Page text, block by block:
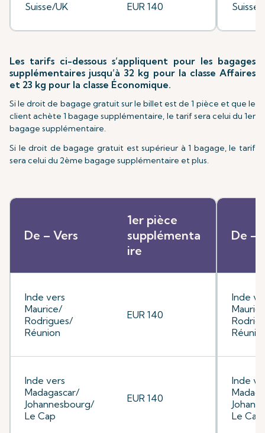
Suisse/UK EUR 140 Suisse/
Les tarifs ci-dessous s’appliquent pour les bagages
supplémentaires jusqu’à 32 kg pour la classe Affaires
et 23 kg pour la classe Économique.
Si le droit de bagage gratuit sur le billet est de 1 pièce et que le
client achète 1 bagage supplémentaire, le tarif sera celui du 1er
bagage supplémentaire.
Si le droit de bagage gratuit est supérieur à 1 bagage, le tarif
sera celui du 2ème bagage supplémentaire et plus.
De – Vers
1er pièce
supplémenta
ire
Inde vers
Maurice/
Rodrigues/
Réunion
EUR 140
Inde vers
Madagascar/
Johannesbourg/
Le Cap
EUR 140
De –
Inde
Inde
Le Cap